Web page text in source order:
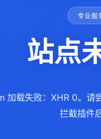
专业服
站点
加载失败：XHR 0。请
拦截插件